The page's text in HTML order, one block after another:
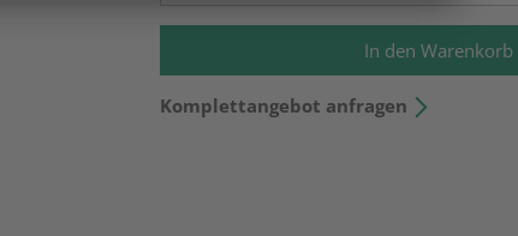
In den Warenkorb
Komplettangebot anfragen